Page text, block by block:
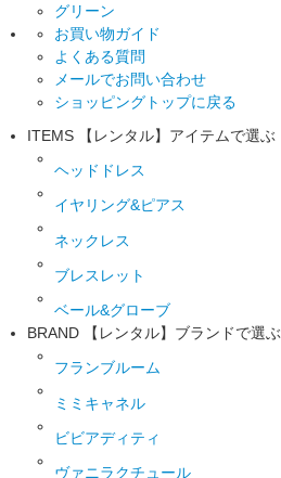
グリーン
お買い物ガイド
よくある質問
メールでお問い合わせ
ショッピングトップに戻る
ITEMS
【レンタル】アイテムで選ぶ
ヘッドドレス
イヤリング&ピアス
ネックレス
ブレスレット
ベール&グローブ
BRAND
【レンタル】ブランドで選ぶ
フランブルーム
ミミキャネル
ビビアディティ
ヴァニラクチュール